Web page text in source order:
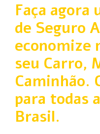
Faça agora
de Seguro
economize
seu Carro,
Caminhão.
para todas
Brasil.